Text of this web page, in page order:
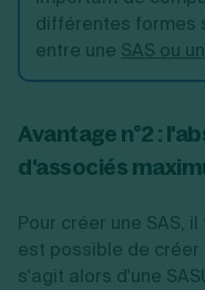
différentes formes
entre une SAS ou
Avantage n°2 :
d'associés
Pour créer une SAS,
est possible de créer
s'agit alors d'une